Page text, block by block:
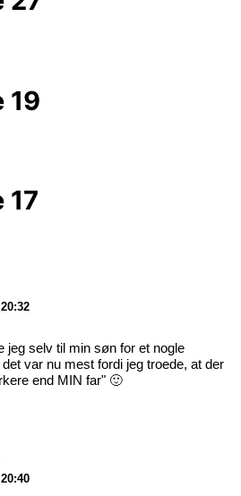
19
17
jeg selv til min søn for et nogle
var nu mest fordi jeg troede, at der
end MIN far" 🙂